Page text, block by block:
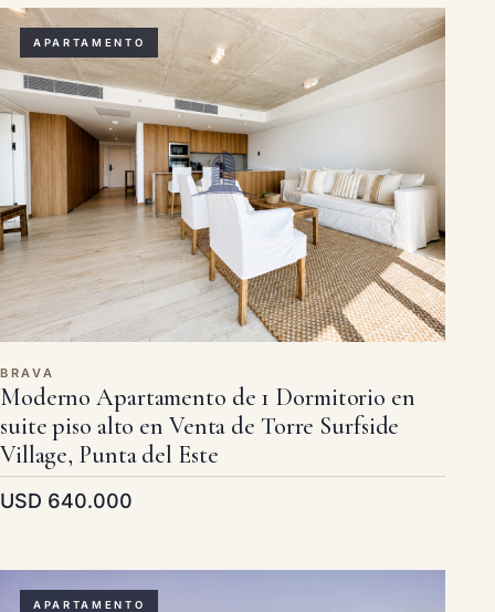
APARTAMENTO
BRAVA
Moderno Apartamento de 1 Dormitorio en
suite piso alto en Venta de Torre Surfside
Village, Punta del Este
USD 640.000
APARTAMENTO